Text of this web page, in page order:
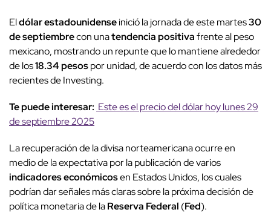
Eldólar estadounidenseinició la jornada de este martes30
de septiembrecon unatendencia positivafrente al peso
mexicano, mostrando un repunte que lo mantiene alrededor
de los18.34 pesospor unidad, de acuerdo con los datos más
recientes de Investing.
Te puede interesar: Este es el precio del dólar hoy lunes 29
de septiembre 2025
La recuperación de la divisa norteamericana ocurre en
medio de la expectativa por la publicación de varios
indicadores económicosen Estados Unidos, los cuales
podrían dar señales más claras sobre la próxima decisión de
política monetaria de laReserva Federal (Fed).